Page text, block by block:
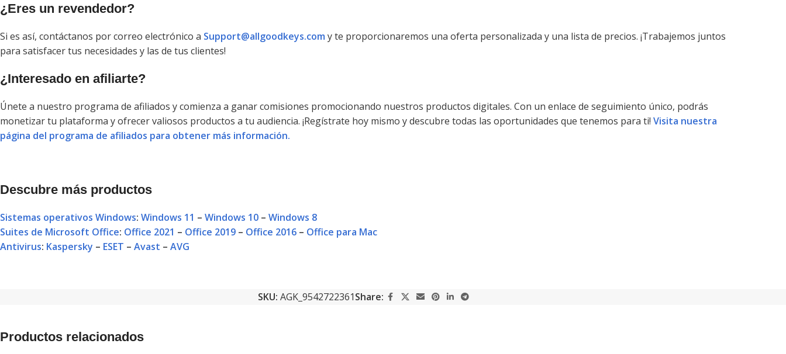
¿Eres un revendedor?
Si es así, contáctanos por correo electrónico a Support@allgoodkeys.com y te proporcionaremos una oferta personalizada y una lista de precios. ¡Trabajemos juntos
para satisfacer tus necesidades y las de tus clientes!
¿Interesado en afiliarte?
Únete a nuestro programa de afiliados y comienza a ganar comisiones promocionando nuestros productos digitales. Con un enlace de seguimiento único, podrás
monetizar tu plataforma y ofrecer valiosos productos a tu audiencia. ¡Regístrate hoy mismo y descubre todas las oportunidades que tenemos para ti! Visita nuestra
página del programa de afiliados para obtener más información.
Descubre más productos
Sistemas operativos Windows: Windows 11 – Windows 10 – Windows 8
Suites de Microsoft Office: Office 2021 – Office 2019 – Office 2016 – Office para Mac
Antivirus: Kaspersky – ESET – Avast – AVG
SKU: AGK_9542722361Share:
Productos relacionados